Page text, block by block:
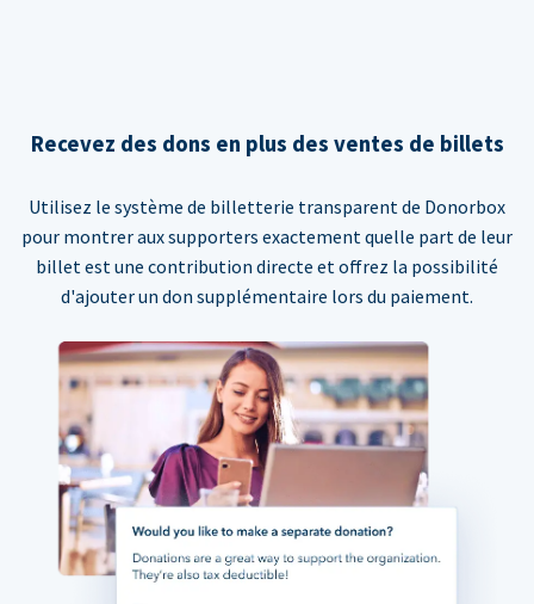
Recevez des dons en plus des ventes de billets
Utilisez le système de billetterie transparent de Donorbox
pour montrer aux supporters exactement quelle part de leur
billet est une contribution directe et offrez la possibilité
d'ajouter un don supplémentaire lors du paiement.